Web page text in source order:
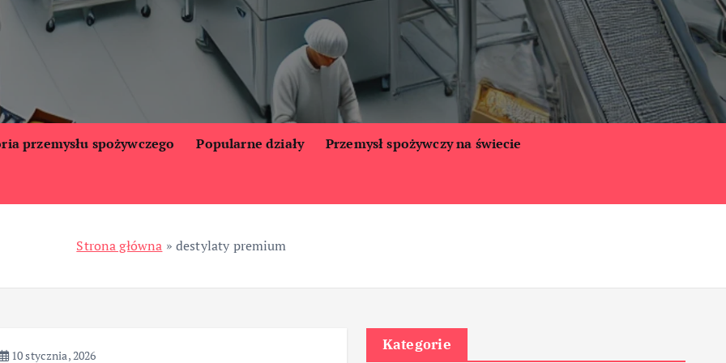
przemysłu spożywczego Popularne działy Przemysł spożywczy na świecie
Strona główna » destylaty premium
10 stycznia, 2026
Kategorie